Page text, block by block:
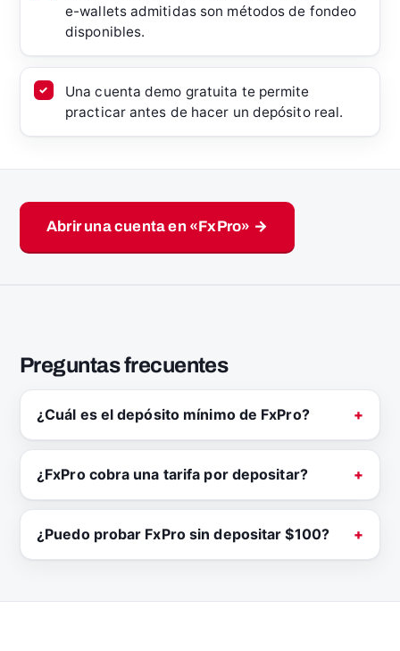
e-wallets admitidas son métodos de fondeo
disponibles.
Una cuenta demo gratuita te permite
practicar antes de hacer un depósito real.
Abrir una cuenta en «FxPro» →
Preguntas frecuentes
¿Cuál es el depósito mínimo de FxPro?
¿FxPro cobra una tarifa por depositar?
¿Puedo probar FxPro sin depositar $100?